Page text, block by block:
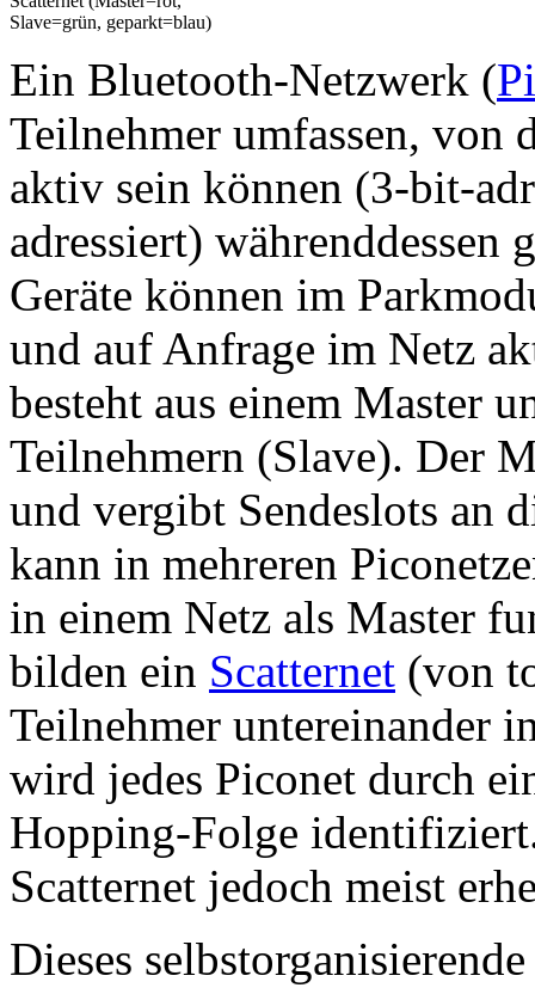
Slave=grün, geparkt=blau)
Ein Bluetooth-Netzwerk (
Teilnehmer umfassen, von
aktiv sein können (3-bit-
adressiert)
Geräte können im
und auf Anfrage im Netz
besteht aus einem Master
Teilnehmern (Slave). Der
und vergibt Sendeslots an
kann in mehreren
in einem Netz als Master
bilden ein Scatternet (von
Teilnehmer untereinander
wird jedes Piconet durch
Hopping-Folge
Scatternet jedoch meist
Dieses